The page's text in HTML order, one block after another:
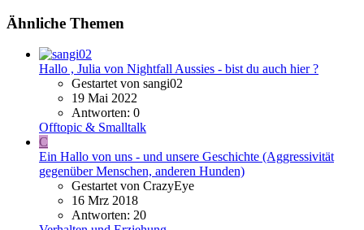
Ähnliche Themen
Hallo , Julia von Nightfall Aussies - bist du auch hier ?
Gestartet von sangi02
19 Mai 2022
Antworten: 0
Offtopic & Smalltalk
C
Ein Hallo von uns - und unsere Geschichte (Aggressivität
gegenüber Menschen, anderen Hunden)
Gestartet von CrazyEye
16 Mrz 2018
Antworten: 20